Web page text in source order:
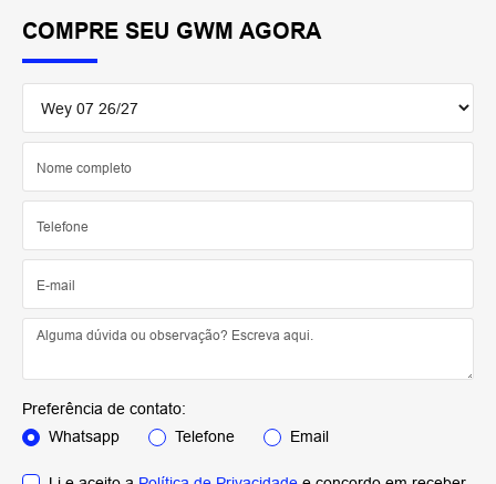
COMPRE SEU GWM AGORA
Preferência de contato:
Whatsapp
Telefone Email